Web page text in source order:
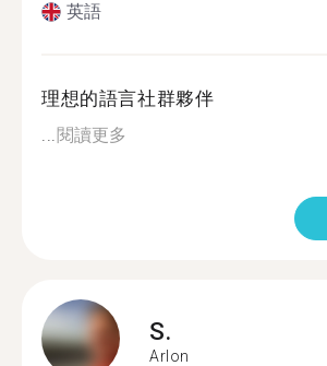
英語
理想的語言社群夥伴
...閱讀更多
S.
Arlon